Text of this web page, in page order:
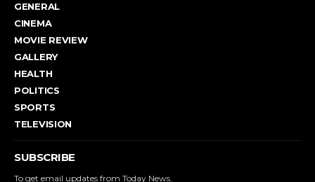
GENERAL
CINEMA
MOVIE REVIEW
GALLERY
HEALTH
POLITICS
SPORTS
TELEVISION
SUBSCRIBE
To get email updates from Today News.